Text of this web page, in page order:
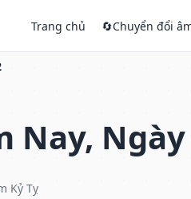
Trang chủ 🔄Chuyển đổi
Nay,
Kỷ Tỵ